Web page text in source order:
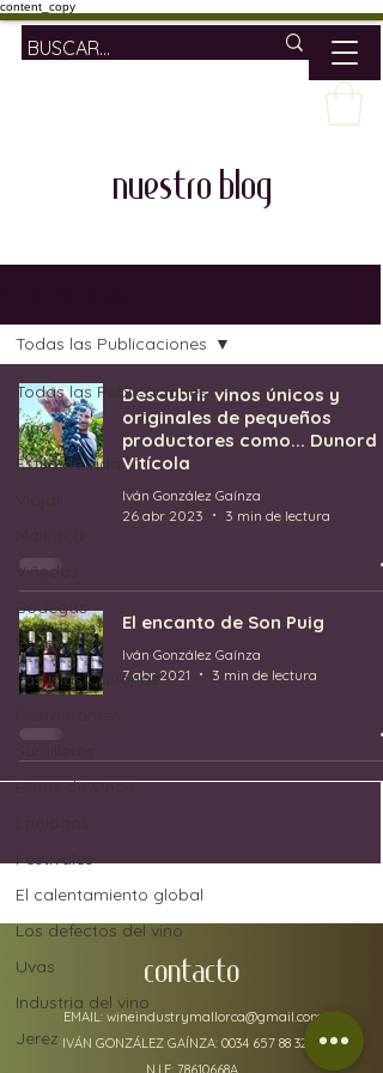
content_copy
nuestro blog
Todas las Publicaciones
Vino
Estilo de vida
Viñedos
Bodegas
España
Las Islas Canarias
Bares de Vinos
Festivales
El calentamiento global
Los defectos del vino
Uvas
Industria del vino
Jerez
Todas las Publicaciones
Descubrir vinos únicos y
originales de pequeños
productores como... Dunord
Vitícola
Iván González Gaínza
26 abr 2023
3 min de lectura
El encanto de Son Puig
Iván González Gaínza
7 abr 2021
3 min de lectura
CONTACTO
EMAIL: wineindustrymallorca@gmail.com
IVÁN GONZÁLEZ GAÍNZA: 0034 657 88 32 48
N.I.F: 78610668A